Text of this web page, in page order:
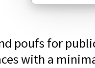
poufs for
with a